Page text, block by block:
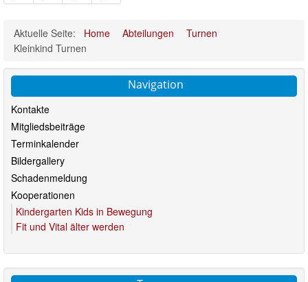
Aktuelle Seite: Home Abteilungen
Turnen
Kleinkind Turnen
Navigation
Kontakte
Mitgliedsbeiträge
Terminkalender
Bildergallery
Schadenmeldung
Kooperationen
Kindergarten Kids in Bewegung
Fit und Vital älter werden